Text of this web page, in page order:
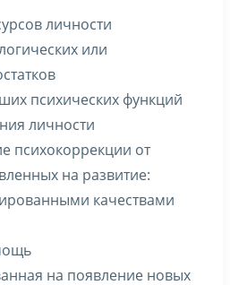
личности
или
психических функций
личности
психокоррекции от
на развитие:
качествами
на появление новых